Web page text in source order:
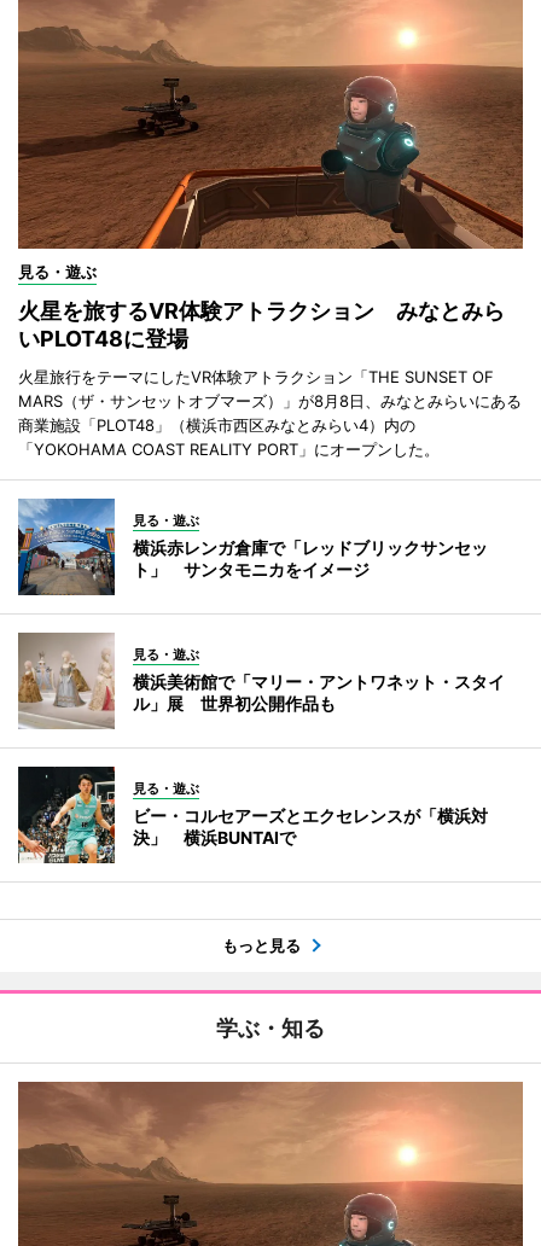
見る・遊ぶ
火星を旅するVR体験アトラクション みなとみら
いPLOT48に登場
火星旅行をテーマにしたVR体験アトラクション「THE SUNSET OF
MARS（ザ・サンセットオブマーズ）」が8月8日、みなとみらいにある
商業施設「PLOT48」（横浜市西区みなとみらい4）内の
「YOKOHAMA COAST REALITY PORT」にオープンした。
見る・遊ぶ
横浜赤レンガ倉庫で「レッドブリックサンセッ
ト」 サンタモニカをイメージ
見る・遊ぶ
横浜美術館で「マリー・アントワネット・スタイ
ル」展 世界初公開作品も
見る・遊ぶ
ビー・コルセアーズとエクセレンスが「横浜対
決」 横浜BUNTAIで
もっと見る
学ぶ・知る